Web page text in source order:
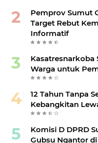
Pemprov Sumut
Target Rebut
Informatif
Kasatresnarkoba
Warga untuk
12 Tahun Tanpa
Kebangkitan
Komisi D DPRD
Gubsu Ngantor